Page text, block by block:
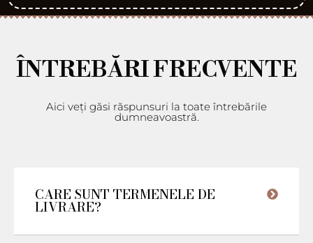
ÎNTREBĂRI FRECVENTE
Aici veți găsi răspunsuri la toate întrebările
dumneavoastră.
CARE SUNT TERMENELE DE
LIVRARE?